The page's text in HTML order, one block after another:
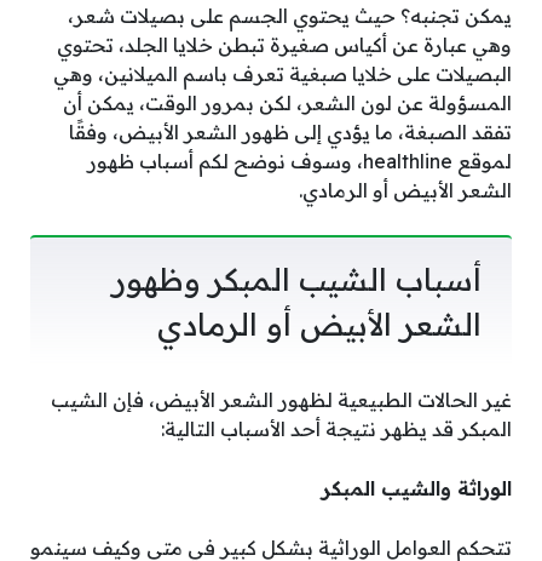
يمكن تجنبه؟ حيث يحتوي الجسم على بصيلات شعر،
وهي عبارة عن أكياس صغيرة تبطن خلايا الجلد، تحتوي
البصيلات على خلايا صبغية تعرف باسم الميلانين، وهي
المسؤولة عن لون الشعر، لكن بمرور الوقت، يمكن أن
تفقد الصبغة، ما يؤدي إلى ظهور الشعر الأبيض، وفقًا
لموقع healthline، وسوف نوضح لكم أسباب ظهور
الشعر الأبيض أو الرمادي.
أسباب الشيب المبكر وظهور
الشعر الأبيض أو الرمادي
غير الحالات الطبيعية لظهور الشعر الأبيض، فإن الشيب
المبكر قد يظهر نتيجة أحد الأسباب التالية:
الوراثة والشيب المبكر
تتحكم العوامل الوراثية بشكل كبير في متى وكيف سينمو